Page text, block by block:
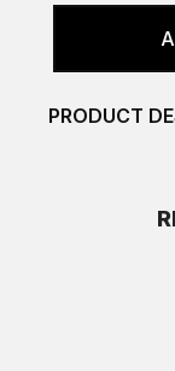
PRODUCT